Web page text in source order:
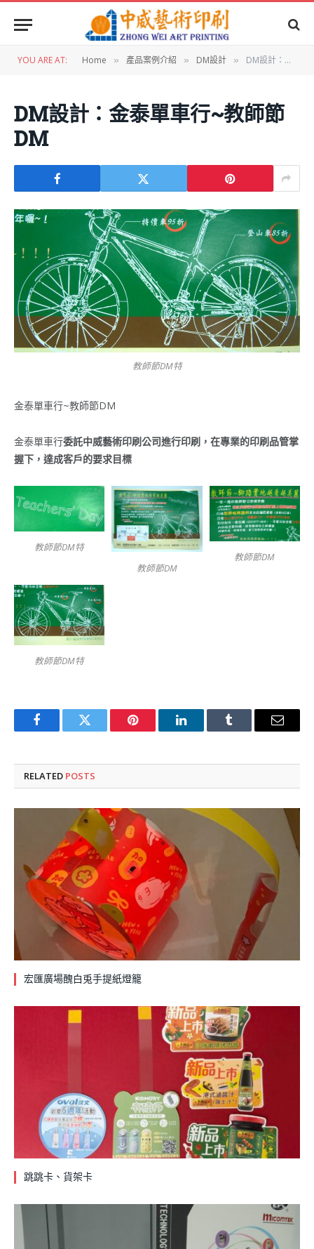
YOU ARE AT: Home » 產品案例介紹 » DM設計 » DM設計：金泰單車行~教師節DM
DM設計：金泰單車行~教師節
DM
教師節DM特
金泰單車行~教師節DM
金泰單車行委託中威藝術印刷公司進行印刷，在專業的印刷品管掌
握下，達成客戶的要求目標
教師節DM特
教師節DM
教師節DM
教師節DM特
FacebookTwitter Pinterest LinkedInTumblr Email
RELATED POSTS
宏匯廣場醜白兎手提紙燈籠
跳跳卡、貨架卡